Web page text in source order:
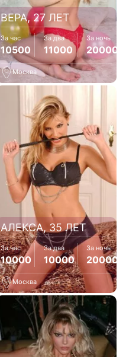
ВЕРА, 27 ЛЕТ
За час
10500
За два
11000
За ночь
20000
Москва
АЛЕКСА, 35 ЛЕТ
За час
10000
За два
10000
За ночь
20000
Москва